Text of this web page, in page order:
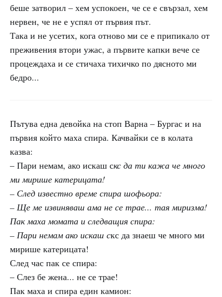
беше затворил – хем успокоен, че се е свързал, хем
нервен, че не е успял от първия път.
Така и не усетих, кога отново ми се е припикало от
преживения втори ужас, а първите капки вече се
процеждаха и се стичаха тихичко по дясното ми
бедро...
Пътува една девойка на стоп Варна – Бургас и на
първия който маха спира. Качвайки се в колата
казва:
– Пари немам, ако искаш скс да ти кажа че много
ми мирише катерицата!
– След известно време спира шофьора:
– Ще ме извиняваш ама не се трае... тая миризма!
Пак маха момата и следващия спира:
– Пари немам ако искаш скс да знаеш че много ми
мирише катерицата!
След час пак се спира:
– Слез бе жена... не се трае!
Пак маха и спира един камион: